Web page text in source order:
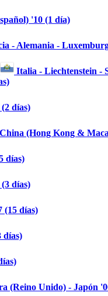
'10 (1 día)
- Alemania -
Italia - Liechtenstein -
días)
(Hong Kong &
días)
días)
(15 días)
días)
(Reino Unido) - Japón